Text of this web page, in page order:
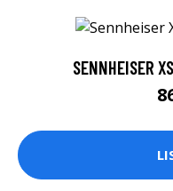
SENNHEISER